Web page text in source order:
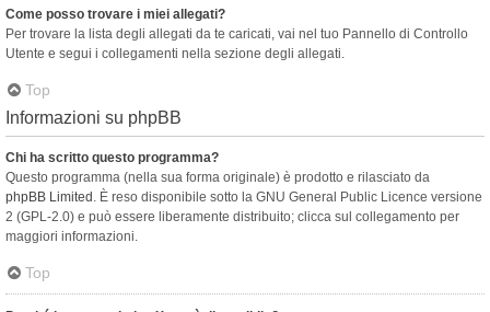
Come posso trovare i miei allegati?
Per trovare la lista degli allegati da te caricati, vai nel tuo Pannello di Controllo
Utente e segui i collegamenti nella sezione degli allegati.
Top
Informazioni su phpBB
Chi ha scritto questo programma?
Questo programma (nella sua forma originale) è prodotto e rilasciato da
phpBB Limited . È reso disponibile sotto la GNU General Public Licence versione
2 (GPL-2.0) e può essere liberamente distribuito; clicca sul collegamento per
maggiori informazioni.
Top